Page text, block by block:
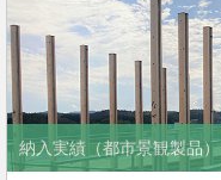
納入実績（都市景観製品）